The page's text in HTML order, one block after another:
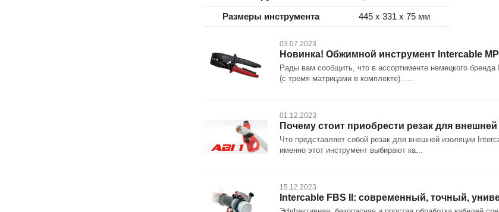
Размеры инструмента
445 х 331 х 75 мм
03.07.2023
Новинка! Обжимной инструмент Intercable
Рады вам сообщить, что в ассортименте немецкого
(с тремя матрицами в комплекте). ...
01.12.2023
Почему стоит приобрести резак для
Что представляет собой резак для внешней изоляции
именно этот инструмент выбирают ка...
15.12.2023
Intercable FBS II: современный, точный,